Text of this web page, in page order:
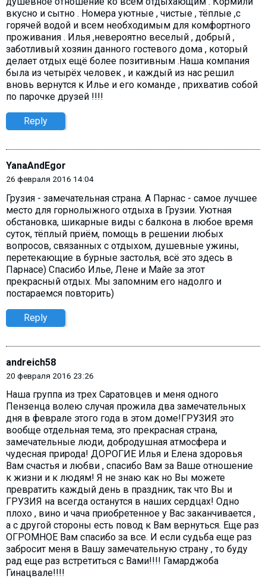
вкусно и сытно . Номера уютные , чистые , тёплые ,с
горячей водой и всем необходимым для комфортного
проживания . Илья ,невероятно веселый , добрый ,
заботливый хозяин данного гостевого дома , который
делает отдых ещё более позитивным .Наша компания
была из четырёх человек , и каждый из нас решил
вновь вернутся к Илье и его команде , прихватив собой
по парочке друзей !!!!
Reply
YanaAndEgor
26 февраля 2016 14:04
Грузия - замечательная страна. А Парнас - самое лучшее
место для горнолыжного отдыха в Грузии. Уютная
обстановка, шикарные виды с балкона в любое время
суток, тёплый приём, помощь в решении любых
вопросов, связанных с отдыхом, душевные ужины,
перетекающие в бурные застолья, всё это здесь в
Парнасе) Спасибо Илье, Лене и Майе за этот
прекрасный отдых. Мы запомним его надолго и
постараемся повторить)
Reply
andreich58
20 февраля 2016 23:26
Наша группа из трех Саратовцев и меня одного
Пензенца волею случая прожила два замечательных
дня в феврале этого года в этом доме!ГРУЗИЯ это
вообще отдельная тема, это прекрасная страна,
замечательные люди, добродушная атмосфера и
чудесная природа! ДОРОГИЕ Илья и Елена здоровья
Вам счастья и любви , спасибо Вам за Ваше отношение
к жизни и к людям! Я не знаю как но Вы можете
превратить каждый день в праздник, так что Вы и
ГРУЗИЯ на всегда останутся в наших сердцах! Одно
плохо , вино и чача приобретенное у Вас заканчивается ,
а с другой стороны есть повод к Вам вернуться. Еще раз
ОГРОМНОЕ Вам спасибо за все. И если судьба еще раз
забросит меня в Вашу замечательную страну , то буду
рад еще раз встретиться с Вами!!!! Гамарджоба
Гинацвале!!!!